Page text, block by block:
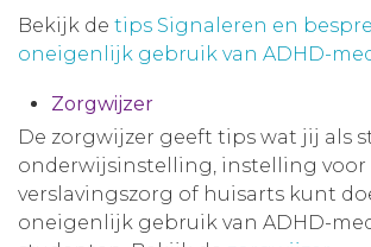
Bekijk de tips Signaleren en
oneigenlijk gebruik van ADHD-
Zorgwijzer
De zorgwijzer geeft tips wat jij als
onderwijsinstelling, instelling voor
verslavingszorg of huisarts kunt
oneigenlijk gebruik van ADHD-